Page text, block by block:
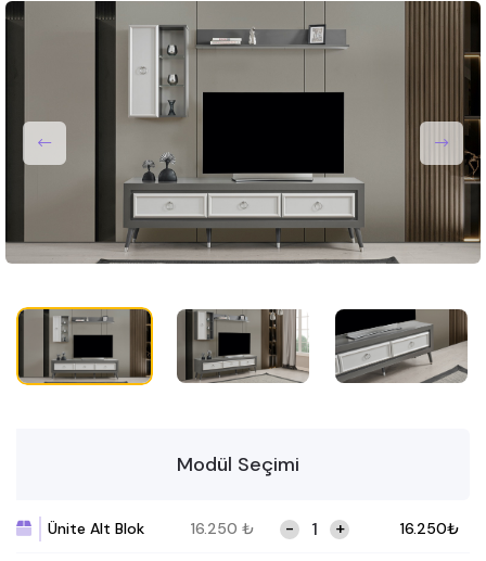
Modül Seçimi
Ünite Alt Blok 16.250 ₺ - + 16.250₺